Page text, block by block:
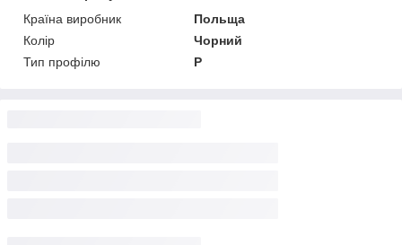
Країна виробник
Польща
Колір
Чорний
Тип профілю
P